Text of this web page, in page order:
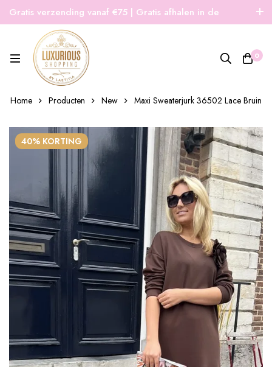
Gratis verzending vanaf €75 | Gratis afhalen in de
winkel | Snelle verzending
0
Home Producten New Maxi Sweaterjurk 36502 Lace Bruin
40% KORTING